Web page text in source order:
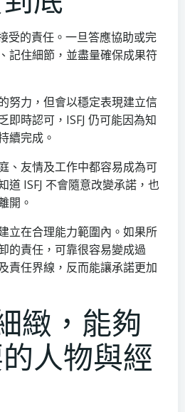
受的責任。一旦答應協助或完
記住細節，並盡量確保成果符
努力，但會以穩定表現建立信
即時認可，ISFJ 仍可能因為知
續完成。
、友情及工作中都容易成為可
道 ISFJ 不會隨意改變承諾，也
開。
立在合理能力範圍內。如果所
的責任，可靠很容易變成過
責任界線，反而能讓承諾更加
緻，能夠
人物與經